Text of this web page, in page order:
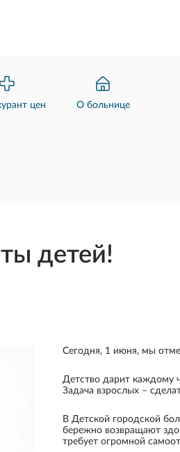
цен О больнице
детей!
Сегодня, 1 июня, мы
Детство дарит каждому
Задача взрослых –
В Детской городской
бережно возвращают
требует огромной